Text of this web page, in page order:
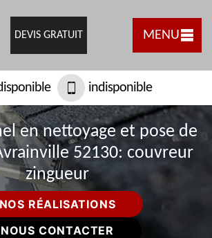
DEVIS GRATUIT MENU
indisponible
en nettoyage et pose de
52130: couvreur
zingueur
NOS RÉALISATIONS
NOUS CONTACTER